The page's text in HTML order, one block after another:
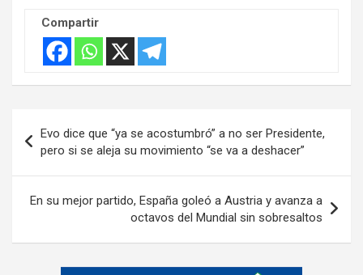
e
m
:
Compartir
de
entradas
Evo dice que “ya se acostumbró” a no ser Presidente,
pero si se aleja su movimiento “se va a deshacer”
En su mejor partido, España goleó a Austria y avanza a
octavos del Mundial sin sobresaltos